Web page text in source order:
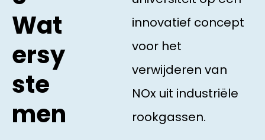
Wat
ersy
ste
men
innovatief concept
voor het
verwijderen van
NOx uit industriële
rookgassen.